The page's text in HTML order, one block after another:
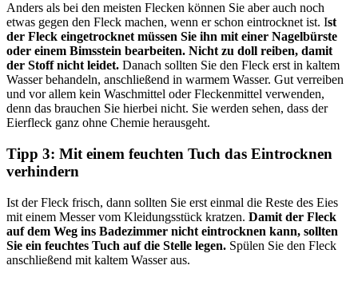
Anders als bei den meisten Flecken können Sie aber auch noch
etwas gegen den Fleck machen, wenn er schon eintrocknet ist. Ist
der Fleck eingetrocknet müssen Sie ihn mit einer Nagelbürste
oder einem Bimsstein bearbeiten. Nicht zu doll reiben, damit
der Stoff nicht leidet. Danach sollten Sie den Fleck erst in kaltem
Wasser behandeln, anschließend in warmem Wasser. Gut verreiben
und vor allem kein Waschmittel oder Fleckenmittel verwenden,
denn das brauchen Sie hierbei nicht. Sie werden sehen, dass der
Eierfleck ganz ohne Chemie herausgeht.
Tipp 3: Mit einem feuchten Tuch das Eintrocknen
verhindern
Ist der Fleck frisch, dann sollten Sie erst einmal die Reste des Eies
mit einem Messer vom Kleidungsstück kratzen. Damit der Fleck
auf dem Weg ins Badezimmer nicht eintrocknen kann, sollten
Sie ein feuchtes Tuch auf die Stelle legen. Spülen Sie den Fleck
anschließend mit kaltem Wasser aus.